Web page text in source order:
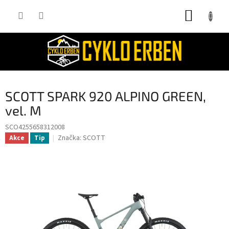
SCOTT SPARK 920 ALPINO GREEN,
vel. M
SCO4255658312008
Akce Tip Značka: SCOTT